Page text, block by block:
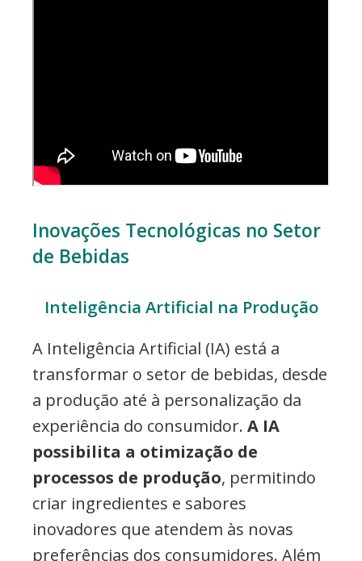
Inovações Tecnológicas no Setor
de Bebidas
Inteligência Artificial na Produção
A Inteligência Artificial (IA) está a
transformar o setor de bebidas, desde
a produção até à personalização da
experiência do consumidor. A IA
possibilita a otimização de
processos de produção, permitindo
criar ingredientes e sabores
inovadores que atendem às novas
preferências dos consumidores. Além